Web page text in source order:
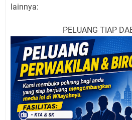
lainnya:
PELUANG TIAP